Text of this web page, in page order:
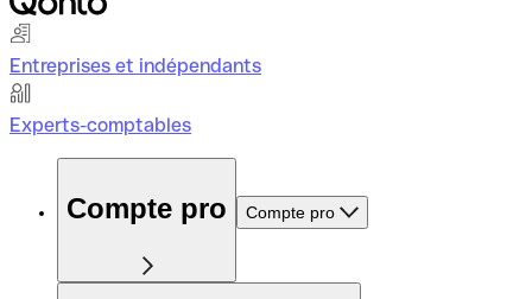
Entreprises et indépendants
Experts-comptables
Compte pro Compte pro